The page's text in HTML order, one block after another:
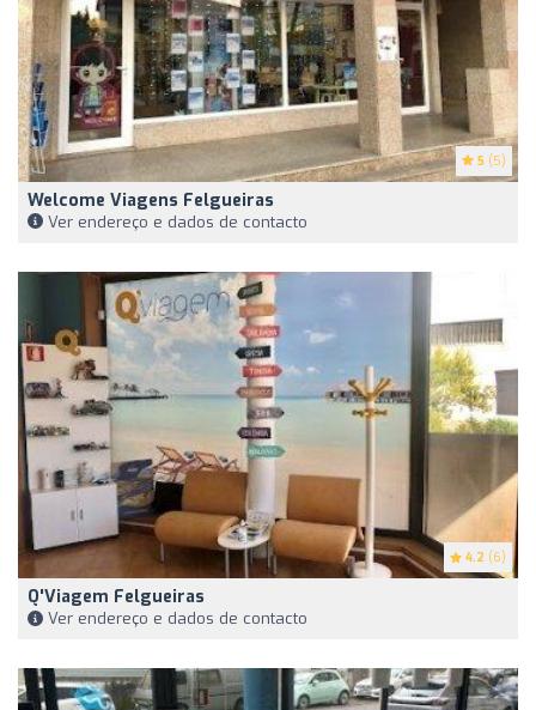
5 (5)
Welcome Viagens Felgueiras
Ver endereço e dados de contacto
4.2 (6)
Q'Viagem Felgueiras
Ver endereço e dados de contacto